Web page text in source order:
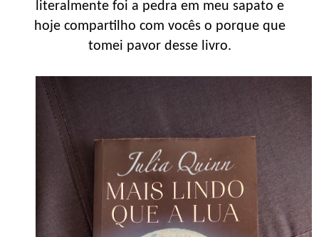
literalmente foi a pedra em meu sapato e
hoje compartilho com vocês o porque que
tomei pavor desse livro.